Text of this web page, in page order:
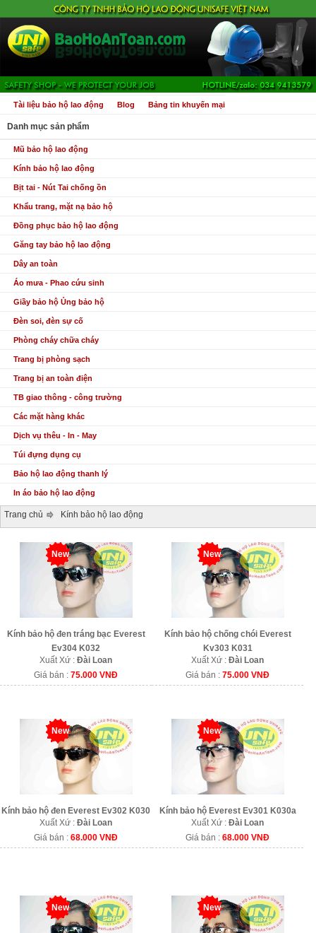
Tài liệu bảo hộ lao động Blog Bảng tin khuyến mại
Danh mục sản phẩm
Mũ bảo hộ lao động
Kính bảo hộ lao động
Bịt tai - Nút Tai chống ồn
Khẩu trang, mặt nạ bảo hộ
Đồng phục bảo hộ lao động
Găng tay bảo hộ lao động
Dây an toàn
Áo mưa - Phao cứu sinh
Giầy bảo hộ Ủng bảo hộ
Đèn soi, đèn sự cố
Phòng cháy chữa cháy
Trang bị phòng sạch
Trang bị an toàn điện
TB giao thông - công trường
Các mặt hàng khác
Dịch vụ thêu - In - May
Túi đựng dụng cụ
Bảo hộ lao động thanh lý
In áo bảo hộ lao động
Trang chủ Kính bảo hộ lao động
New
Kính bảo hộ đen tráng bạc Everest
Ev304 K032
Xuất Xứ :Đài Loan
Giá bán :75.000 VNĐ
New
Kính bảo hộ chống chói Everest
Kv303 K031
Xuất Xứ :Đài Loan
Giá bán :75.000 VNĐ
New
Kính bảo hộ đen Everest Ev302 K030
Xuất Xứ :Đài Loan
Giá bán :68.000 VNĐ
New
Kính bảo hộ Everest Ev301 K030a
Xuất Xứ :Đài Loan
Giá bán :68.000 VNĐ
New New